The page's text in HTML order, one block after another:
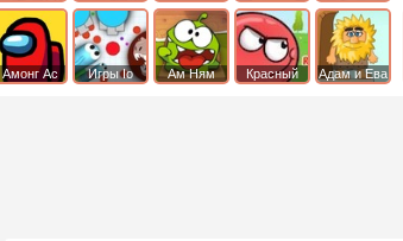
Найт
Фанкин
против
Зомби
Вода
Даш
бабка
сбежала из
психушки
Амонг Ас Игры Io Ам Ням
Красный
Адам и Ева